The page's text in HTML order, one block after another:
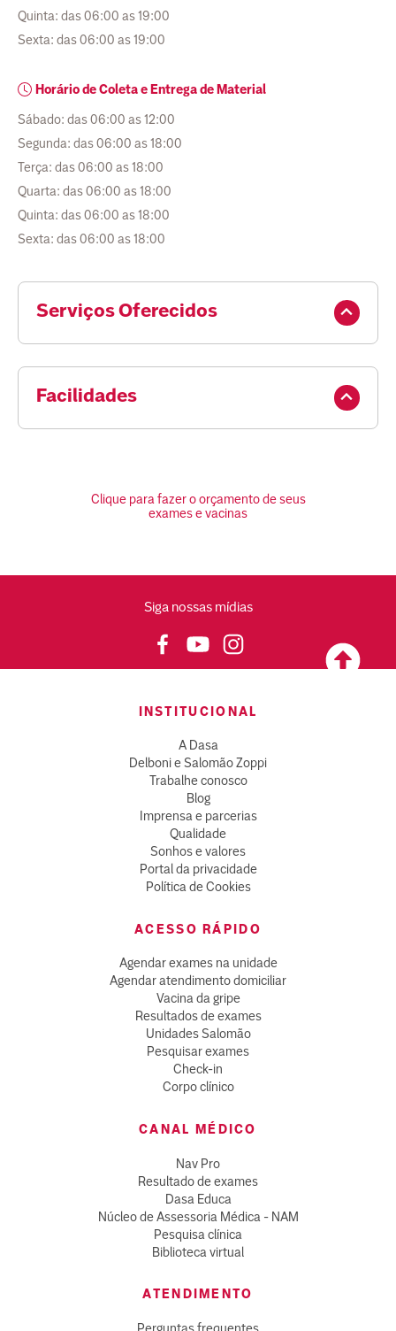
Quinta: das 06:00 as 19:00
Sexta: das 06:00 as 19:00
Horário de Coleta e Entrega de Material
Sábado: das 06:00 as 12:00
Segunda: das 06:00 as 18:00
Terça: das 06:00 as 18:00
Quarta: das 06:00 as 18:00
Quinta: das 06:00 as 18:00
Sexta: das 06:00 as 18:00
Serviços Oferecidos
Facilidades
Clique para fazer o orçamento de seus
exames e vacinas
Siga nossas mídias
INSTITUCIONAL
A Dasa
Delboni e Salomão Zoppi
Trabalhe conosco
Blog
Imprensa e parcerias
Qualidade
Sonhos e valores
Portal da privacidade
Política de Cookies
ACESSO RÁPIDO
Agendar exames na unidade
Agendar atendimento domiciliar
Vacina da gripe
Resultados de exames
Unidades Salomão
Pesquisar exames
Check-in
Corpo clínico
CANAL MÉDICO
Nav Pro
Resultado de exames
Dasa Educa
Núcleo de Assessoria Médica - NAM
Pesquisa clínica
Biblioteca virtual
ATENDIMENTO